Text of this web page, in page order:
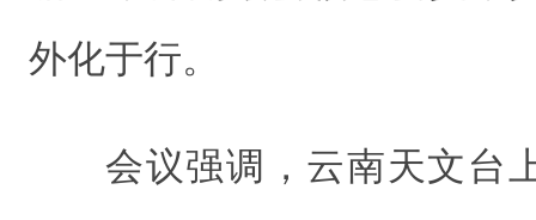
外化于行。
会议强调，云南天文台